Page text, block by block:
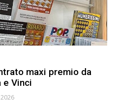
maxi premio da
e Vinci